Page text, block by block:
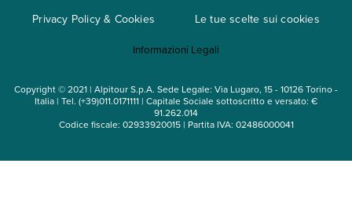
Mappa del sito
Privacy Policy & Cookies Le tue scelte sui cookies
Informazioni Legali
Copyright © 2021 | Alpitour S.p.A. Sede Legale: Via Lugaro, 15 - 10126 Torino -
Italia | Tel. (+39)011.0171111 | Capitale Sociale sottoscritto e versato: €
91.262.014
Codice fiscale: 02933920015 | Partita IVA: 02486000041